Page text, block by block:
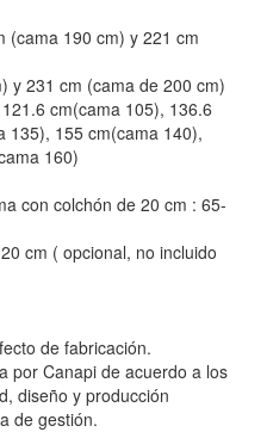
(cama 190 cm) y 221 cm
y 231 cm (cama de 200 cm)
cm(cama 105), 136.6
135), 155 cm(cama 140),
160)
con colchón de 20 cm : 65-
cm ( opcional, no incluido
de fabricación.
por Canapi de acuerdo a los
diseño y producción
de gestión.